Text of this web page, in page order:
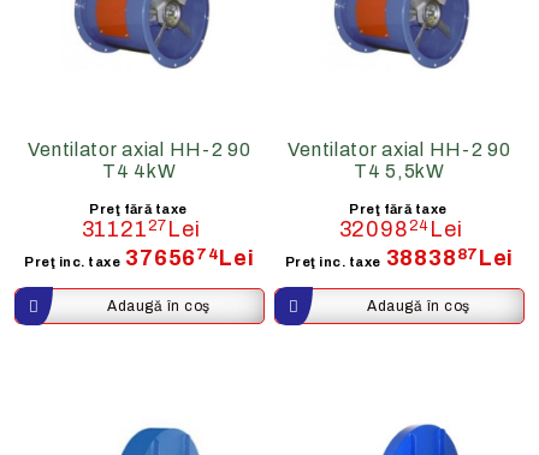
Ventilator axial HH-2 90
T4 4kW
Preţ fără taxe
3112127 Lei
Preţ inc. taxe 37656 74 Lei
Ventilator axial HH-2 90
T4 5,5kW
Preţ fără taxe
3209824 Lei
Preţ inc. taxe 38838 87 Lei